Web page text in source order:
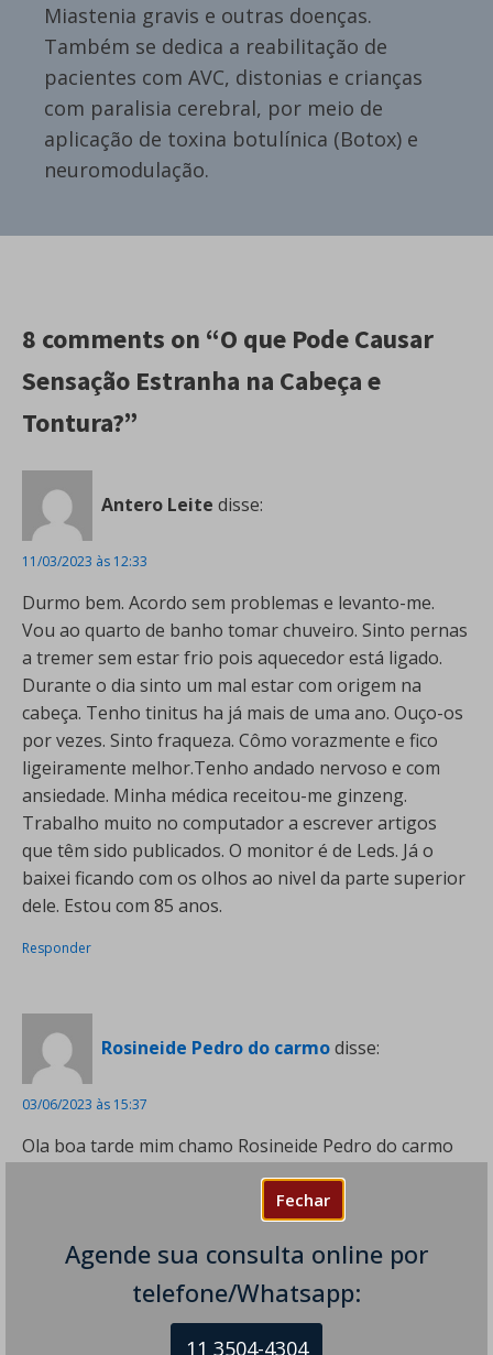
Fechar
Agende sua consulta online por
telefone/Whatsapp:
11 3504-4304
Miastenia gravis e outras doenças.
Também se dedica a reabilitação de
pacientes com AVC, distonias e crianças
com paralisia cerebral, por meio de
aplicação de toxina botulínica (Botox) e
neuromodulação.
8 comments on “O que Pode Causar
Sensação Estranha na Cabeça e
Tontura?”
Antero Leite disse:
11/03/2023 às 12:33
Durmo bem. Acordo sem problemas e levanto-me.
Vou ao quarto de banho tomar chuveiro. Sinto pernas
a tremer sem estar frio pois aquecedor está ligado.
Durante o dia sinto um mal estar com origem na
cabeça. Tenho tinitus ha já mais de uma ano. Ouço-os
por vezes. Sinto fraqueza. Cômo vorazmente e fico
ligeiramente melhor.Tenho andado nervoso e com
ansiedade. Minha médica receitou-me ginzeng.
Trabalho muito no computador a escrever artigos
que têm sido publicados. O monitor é de Leds. Já o
baixei ficando com os olhos ao nivel da parte superior
dele. Estou com 85 anos.
Responder
Rosineide Pedro do carmodisse:
03/06/2023 às 15:37
Ola boa tarde mim chamo Rosineide Pedro do carmo
queria que vc mim tirasse uma conclusão eu estou
com a imunidade baixa queria que vc mim esplicase os
Responder